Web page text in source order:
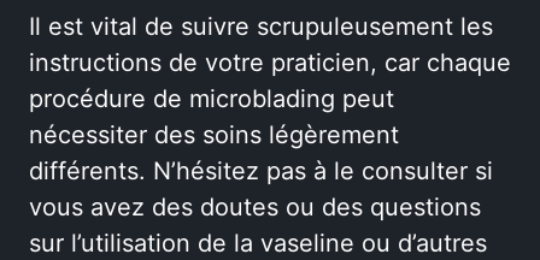
Il est vital de suivre scrupuleusement les
instructions de votre praticien, car chaque
procédure de microblading peut
nécessiter des soins légèrement
différents. N’hésitez pas à le consulter si
vous avez des doutes ou des questions
sur l’utilisation de la vaseline ou d’autres